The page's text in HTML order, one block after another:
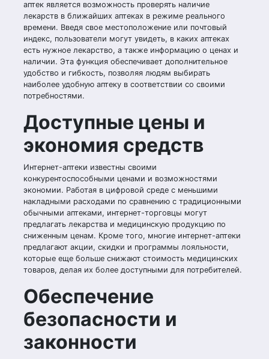
аптек является возможность проверять наличие
лекарств в ближайших аптеках в режиме реального
времени. Введя свое местоположение или почтовый
индекс, пользователи могут увидеть, в каких аптеках
есть нужное лекарство, а также информацию о ценах и
наличии. Эта функция обеспечивает дополнительное
удобство и гибкость, позволяя людям выбирать
наиболее удобную аптеку в соответствии со своими
потребностями.
Доступные цены и
экономия средств
Интернет-аптеки известны своими
конкурентоспособными ценами и возможностями
экономии. Работая в цифровой среде с меньшими
накладными расходами по сравнению с традиционными
обычными аптеками, интернет-торговцы могут
предлагать лекарства и медицинскую продукцию по
сниженным ценам. Кроме того, многие интернет-аптеки
предлагают акции, скидки и программы лояльности,
которые еще больше снижают стоимость медицинских
товаров, делая их более доступными для потребителей.
Обеспечение
безопасности и
законности